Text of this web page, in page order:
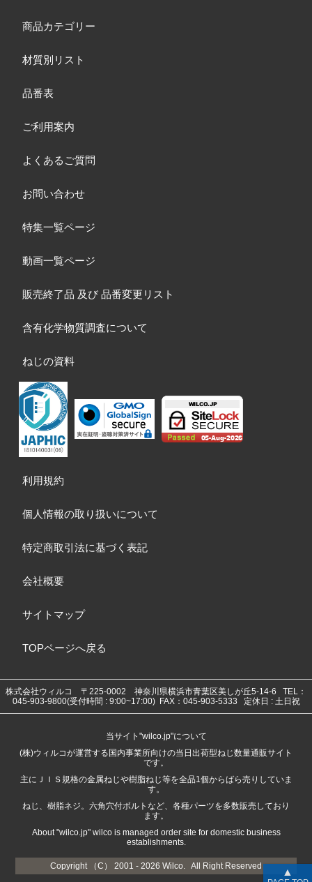
商品カテゴリー
材質別リスト
品番表
ご利用案内
よくあるご質問
お問い合わせ
特集一覧ページ
動画一覧ページ
販売終了品 及び品番変更リスト
含有化学物質調査について
ねじの資料
利用規約
個人情報の取り扱いについて
特定商取引法に基づく表記
会社概要
サイトマップ
TOPページへ戻る
株式会社ウィルコ 〒225-0002 神奈川県横浜市青葉区美しが丘5-14-6
TEL：
045-903-9800(受付時間 : 9:00~17:00) FAX：045-903-5333 定休日 : 土日祝
当サイト"wilco.jp"について
(株)ウィルコが運営する国内事業所向けの当日出荷型ねじ数量通販サイト
です。
主にＪＩＳ規格の金属ねじや樹脂ねじ等を全品1個からばら売りしていま
す。
ねじ、樹脂ネジ。六角穴付ボルトなど、各種パーツを多数販売しており
ます。
About "wilco.jp" wilco is managed order site for domestic business
establishments.
Copyright （C） 2001 - 2026 Wilco. All Right Reserved